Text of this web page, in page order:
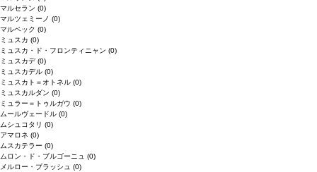
マルセラン (0)
マルツェミーノ (0)
マルベック (0)
ミュスカ (0)
ミュスカ・ド・フロンティニャン (0)
ミュスカデ(0)
ミュスカデル (0)
ミュスカト＝オトネル (0)
ミュスカルダン (0)
ミュラー＝トゥルガウ (0)
ムールヴェードル (0)
ムシュコタリ (0)
アマロネ (0)
ムスカテラー (0)
ムロン・ド・ブルゴーニュ (0)
メルロー・ブラッシュ (0)